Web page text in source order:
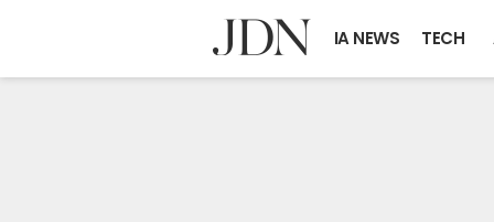
IA NEWS TECH